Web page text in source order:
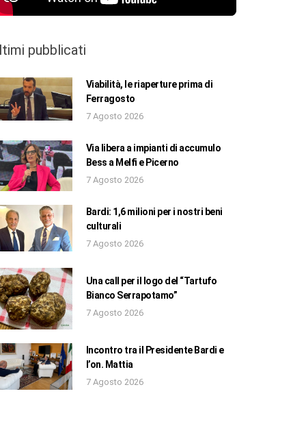
pubblicati
Viabilità, le riaperture prima di
Ferragosto
7 Agosto 2026
Via libera a impianti di accumulo
Bess a Melfi e Picerno
7 Agosto 2026
Bardi: 1,6 milioni per i nostri beni
culturali
7 Agosto 2026
Una call per il logo del “Tartufo
Bianco Serrapotamo”
7 Agosto 2026
Incontro tra il Presidente Bardi e
l’on. Mattia
7 Agosto 2026